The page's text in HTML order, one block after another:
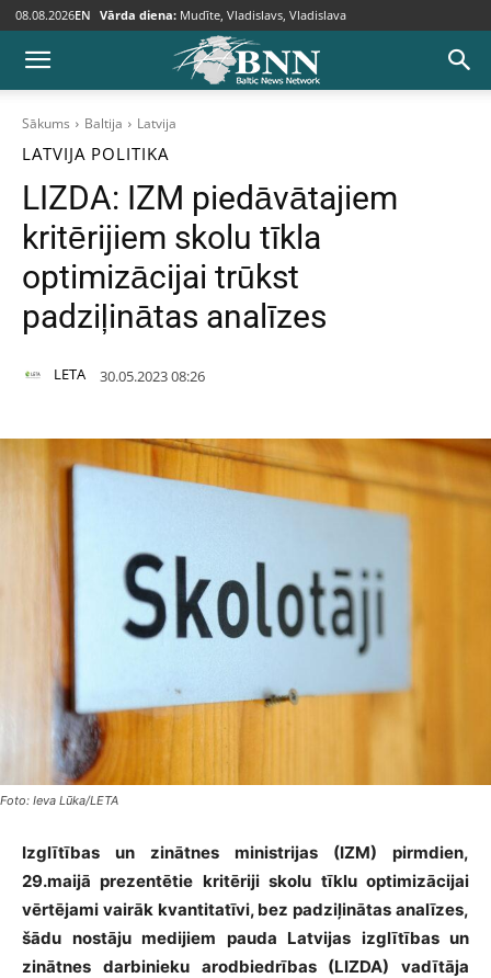
08.08.2026EN Vārda diena: Mudīte, Vladislavs, Vladislava
Sākums Baltija Latvija
LATVIJA POLITIKA
LIZDA: IZM piedāvātajiem
kritērijiem skolu tīkla
optimizācijai trūkst
padziļinātas analīzes
LETA 30.05.2023 08:26
Foto: Ieva Lūka/LETA
Izglītības un zinātnes ministrijas (IZM) pirmdien,
29.maijā prezentētie kritēriji skolu tīklu optimizācijai
vērtējami vairāk kvantitatīvi, bez padziļinātas analīzes,
šādu nostāju medijiem pauda Latvijas izglītības un
zinātnes darbinieku arodbiedrības (LIZDA) vadītāja